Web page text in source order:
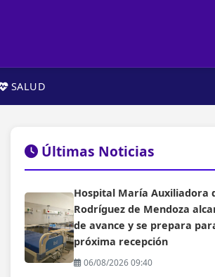
SALUD
Últimas Noticias
Hospital María Auxiliadora
Rodríguez de Mendoza
de avance y se prepara
próxima recepción
06/08/2026 09:40